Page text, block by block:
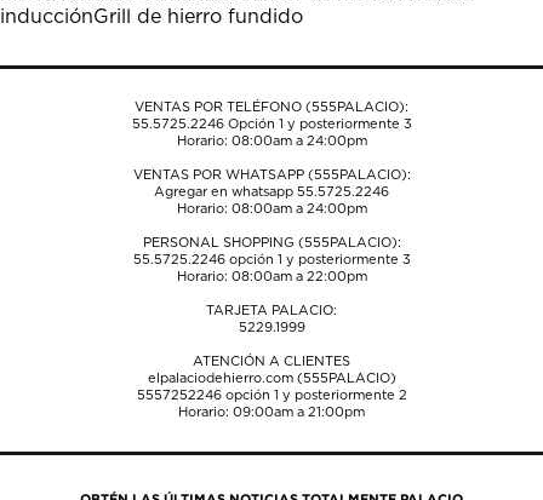
formulario
envío.
formulario
envío.
formulario
envío.
formulario
envío.
formulario
envío.
inducciónGrill de hierro fundido
VENTAS POR TELÉFONO (555PALACIO):
55.5725.2246Opción 1 y posteriormente 3
Horario: 08:00am a 24:00pm
VENTAS POR WHATSAPP (555PALACIO):
Agregar en whatsapp 55.5725.2246
Horario: 08:00am a 24:00pm
PERSONAL SHOPPING (555PALACIO):
55.5725.2246opción 1 y posteriormente 3
Horario: 08:00am a 22:00pm
TARJETA PALACIO:
5229.1999
ATENCIÓN A CLIENTES
elpalaciodehierro.com (555PALACIO)
5557252246opción 1 y posteriormente 2
Horario: 09:00am a 21:00pm